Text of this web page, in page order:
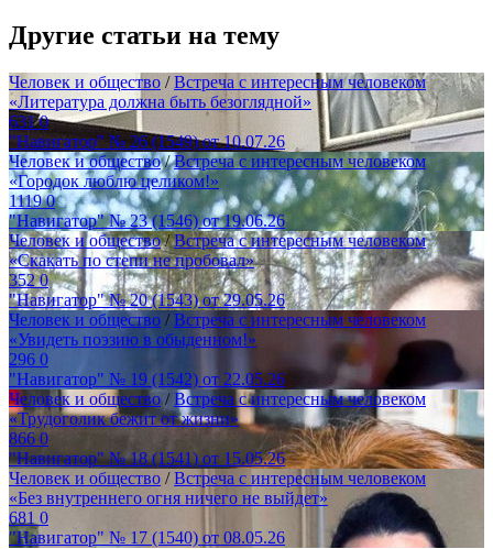
Другие статьи на тему
Человек и общество /Встреча с интересным человеком
«Литература должна быть безоглядной»
6310
"Навигатор" № 26 (1549) от 10.07.26
Человек и общество/Встреча с интересным человеком
«Городок люблю целиком!»
11190
"Навигатор" № 23 (1546) от 19.06.26
Человек и общество/Встреча с интересным человеком
«Скакать по степи не пробовал»
3520
"Навигатор" № 20 (1543) от 29.05.26
Человек и общество /Встреча с интересным человеком
«Увидеть поэзию в обыденном!»
296 0
"Навигатор" № 19 (1542) от 22.05.26
Человек и общество/Встреча с интересным человеком
«Трудоголик бежит от жизни»
866 0
"Навигатор" № 18 (1541) от 15.05.26
Человек и общество /Встреча с интересным человеком
«Без внутреннего огня ничего не выйдет»
681 0
"Навигатор" № 17 (1540) от 08.05.26